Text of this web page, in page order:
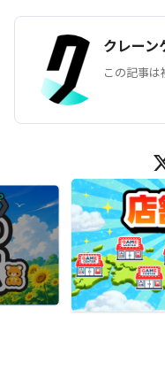
クレー
この記事は